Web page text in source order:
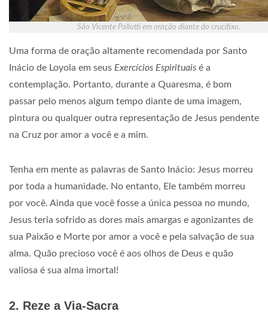
São Vicente Pallotti em oração diante do crucifixo.
Uma forma de oração altamente recomendada por Santo
Inácio de Loyola em seus Exercícios Espirituais é a
contemplação. Portanto, durante a Quaresma, é bom
passar pelo menos algum tempo diante de uma imagem,
pintura ou qualquer outra representação de Jesus pendente
na Cruz por amor a você e a mim.
Tenha em mente as palavras de Santo Inácio: Jesus morreu
por toda a humanidade. No entanto, Ele também morreu
por você. Ainda que você fosse a única pessoa no mundo,
Jesus teria sofrido as dores mais amargas e agonizantes de
sua Paixão e Morte por amor a você e pela salvação de sua
alma. Quão precioso você é aos olhos de Deus e quão
valiosa é sua alma imortal!
2. Reze a Via-Sacra